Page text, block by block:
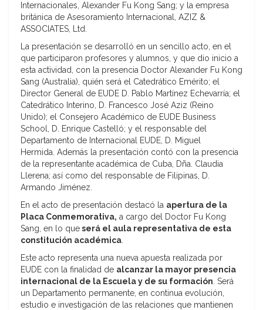
Internacionales, Alexander Fu Kong Sang; y la empresa
británica de Asesoramiento Internacional, AZIZ &
ASSOCIATES, Ltd.
La presentación se desarrolló en un sencillo acto, en el
que participaron profesores y alumnos, y que dio inicio a
esta actividad, con la presencia Doctor Alexander Fu Kong
Sang (Australia), quién será el Catedrático Emérito; el
Director General de EUDE D. Pablo Martínez Echevarría; el
Catedrático Interino, D. Francesco José Aziz (Reino
Unido); el Consejero Académico de EUDE Business
School, D. Enrique Castelló; y el responsable del
Departamento de Internacional EUDE, D. Miguel
Hermida. Además la presentación contó con la presencia
de la representante académica de Cuba, Dña. Claudia
Llerena; así como del responsable de Filipinas, D.
Armando Jiménez.
En el acto de presentación destacó la apertura de la
Placa Conmemorativa, a cargo del Doctor Fu Kong
Sang, en lo queserá el aula representativa de esta
constitución académica.
Este acto representa una nueva apuesta realizada por
EUDE con la finalidad de alcanzar la mayor presencia
internacional de la Escuela y de su formación. Será
un Departamento permanente, en continua evolución,
estudio e investigación de las relaciones que mantienen